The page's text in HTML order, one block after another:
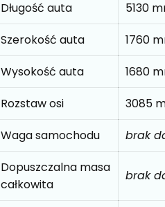
Długość auta
5130
Szerokość auta
1760
Wysokość auta
1680
Rozstaw osi
3085
Waga samochodu
brak
Dopuszczalna masa
całkowita
brak